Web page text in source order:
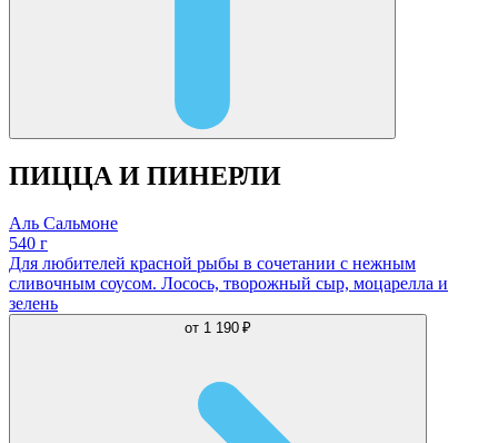
ПИЦЦА И ПИНЕРЛИ
Аль Сальмоне
540 г
Для любителей красной рыбы в сочетании с нежным
сливочным соусом. Лосось, творожный сыр, моцарелла и
зелень
от 1 190 ₽